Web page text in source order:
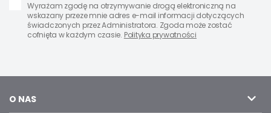
Wyrażam zgodę na otrzymywanie drogą elektroniczną na
wskazany przeze mnie adres e-mail informacji dotyczących
świadczonych przez Administratora. Zgoda może zostać
cofnięta w każdym czasie. Polityka prywatności
O NAS